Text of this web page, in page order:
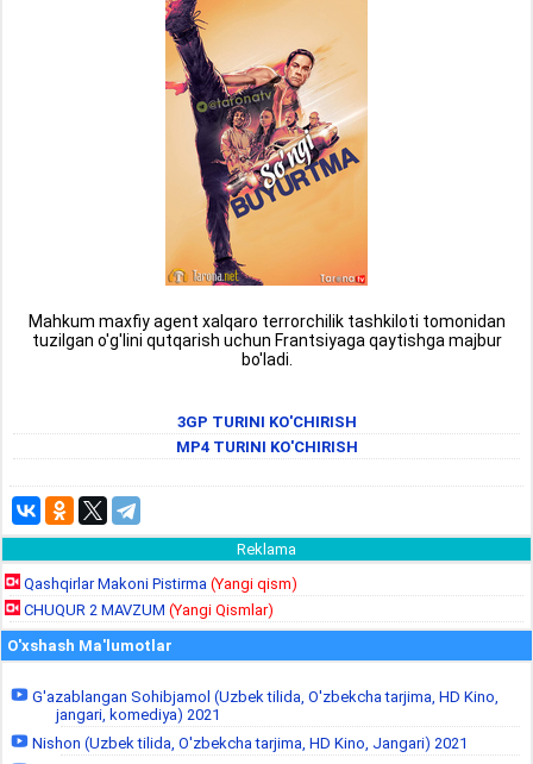
Mahkum maxfiy agent xalqaro terrorchilik tashkiloti tomonidan
tuzilgan o'g'lini qutqarish uchun Frantsiyaga qaytishga majbur
bo'ladi.
3GP TURINI KO'CHIRISH
MP4 TURINI KO'CHIRISH
Reklama
Qashqirlar Makoni Pistirma (Yangi qism)
CHUQUR 2 MAVZUM (Yangi Qismlar)
O'xshash Ma'lumotlar
G'azablangan Sohibjamol (Uzbek tilida, O'zbekcha tarjima, HD Kino,
jangari, komediya) 2021
Nishon (Uzbek tilida, O'zbekcha tarjima, HD Kino, Jangari) 2021